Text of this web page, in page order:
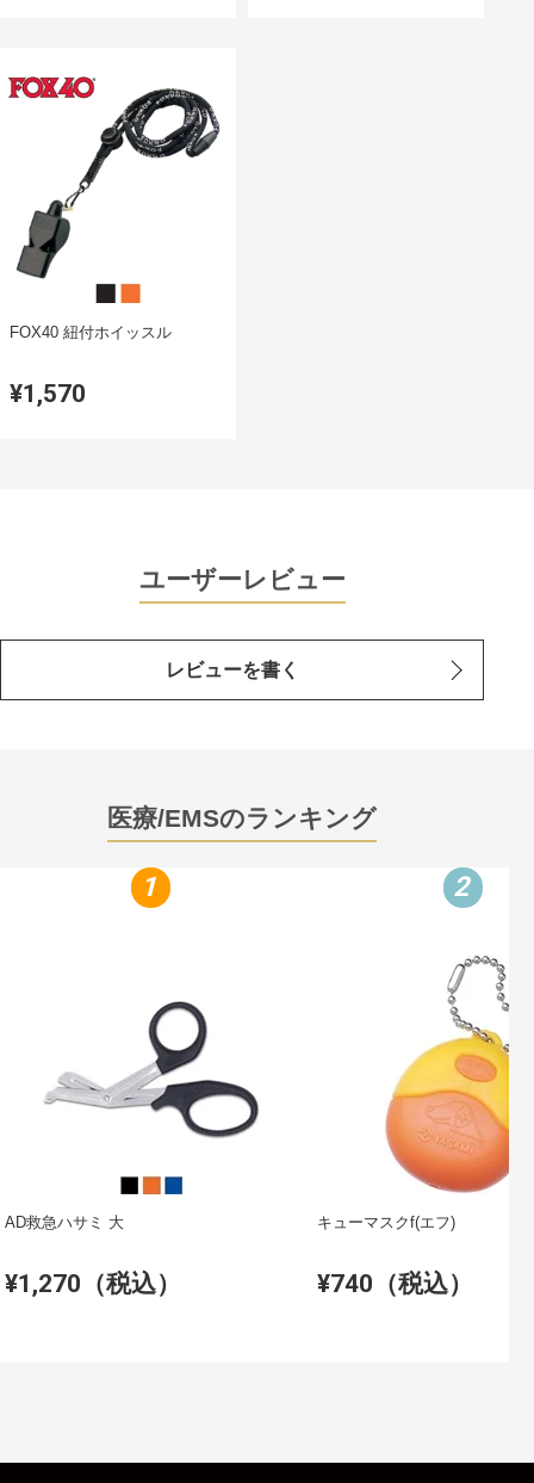
FOX40 紐付ホイッスル
¥1,570
ユーザーレビュー
レビューを書く
医療/EMSのランキング
1
AD救急ハサミ 大
¥1,270（税込）
2
キューマスクf(エフ)
¥740（税込）